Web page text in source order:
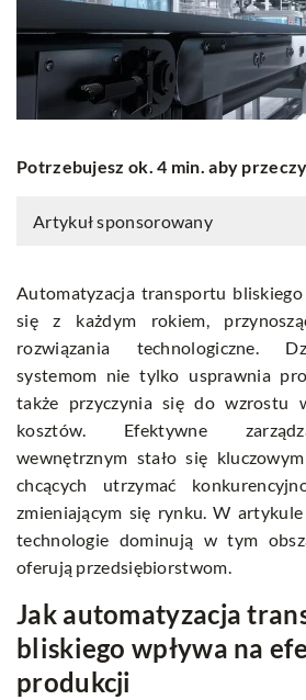
Potrzebujesz ok. 4 min. aby
Artykuł sponsorowany
Automatyzacja transportu
się z każdym rokiem,
rozwiązania technologiczne.
systemom nie tylko usprawnia
także przyczynia się do wzrostu
kosztów. Efektywne
wewnętrznym stało się
chcących utrzymać
zmieniającym się rynku. W
technologie dominują w tym
oferują przedsiębiorstwom.
Jak automatyzacja
bliskiego wpływa na
produkcji